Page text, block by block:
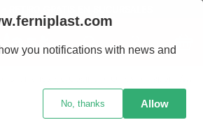
you notifications with news and
No, thanks Allow